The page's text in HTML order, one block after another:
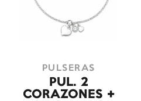
PULSERAS
PUL. 2
CORAZONES +